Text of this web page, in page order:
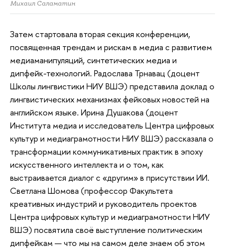
Михаил Саламатин
Затем стартовала вторая секция конференции,
посвященная трендам и рискам в медиа с развитием
медиаманипуляций, синтетических медиа и
дипфейк-технологий. Радослава Трнавац (доцент
Школы лингвистики НИУ ВШЭ) представила доклад о
лингвистических механизмах фейковых новостей на
английском языке. Ирина Душакова (доцент
Института медиа и исследователь Центра цифровых
культур и медиаграмотности НИУ ВШЭ) рассказала о
трансформации коммуникативных практик в эпоху
искусственного интеллекта и о том, как
выстраивается диалог с «другим» в присутствии ИИ.
Светлана Шомова (профессор Факультета
креативных индустрий и руководитель проектов
Центра цифровых культур и медиаграмотности НИУ
ВШЭ) посвятила своё выступление политическим
дипфейкам — что мы на самом деле знаем об этом